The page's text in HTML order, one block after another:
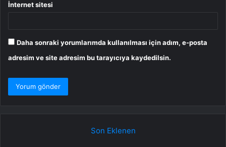
İnternet sitesi
Daha sonraki yorumlarımda kullanılması için adım, e-posta
adresim ve site adresim bu tarayıcıya kaydedilsin.
Son Eklenen